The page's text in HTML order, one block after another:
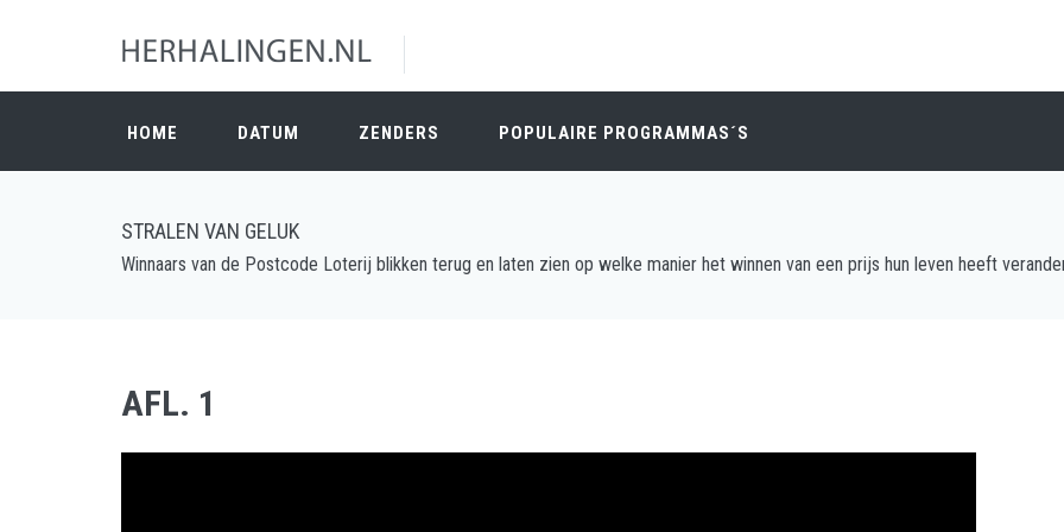
HOME DATUM ZENDERS POPULAIRE PROGRAMMAS´S
STRALEN VAN GELUK
Winnaars van de Postcode Loterij blikken terug en laten zien op welke manier het winnen van een prijs hun leven heeft
AFL. 1